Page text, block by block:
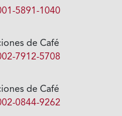
5891-1040
de Café
7912-5708
de Café
0844-9262